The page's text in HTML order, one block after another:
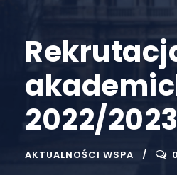
2022/2023
AKTUALNOŚCI WSPA 0